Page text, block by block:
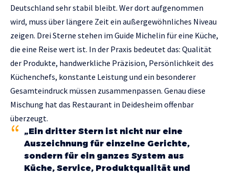
Deutschland sehr stabil bleibt. Wer dort aufgenommen
wird, muss über längere Zeit ein außergewöhnliches Niveau
zeigen. Drei Sterne stehen im Guide Michelin für eine Küche,
die eine Reise wert ist. In der Praxis bedeutet das: Qualität
der Produkte, handwerkliche Präzision, Persönlichkeit des
Küchenchefs, konstante Leistung und ein besonderer
Gesamteindruck müssen zusammenpassen. Genau diese
Mischung hat das Restaurant in Deidesheim offenbar
überzeugt.
„Ein dritter Stern ist nicht nur eine
Auszeichnung für einzelne Gerichte,
sondern für ein ganzes System aus
Küche, Service, Produktqualität und